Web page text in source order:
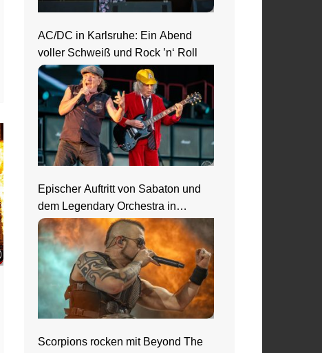
AC/DC in Karlsruhe: Ein Abend
voller Schweiß und Rock ’n‘ Roll
Epischer Auftritt von Sabaton und
dem Legendary Orchestra in
Frankfurt
Scorpions rocken mit Beyond The